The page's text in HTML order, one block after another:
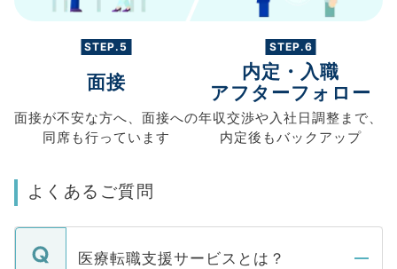
STEP.5
面接
面接が不安な方へ、 面接への
同席も行っています
STEP.6
内定・入職
アフターフォロー
年収交渉や入社日調整まで、
内定後もバックアップ
よくあるご質問
医療転職支援サービスとは？